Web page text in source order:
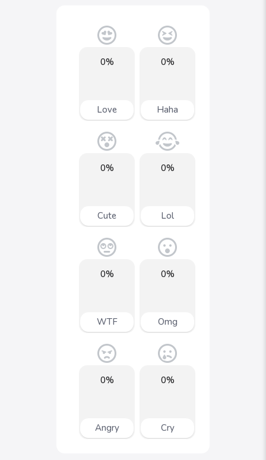
0%
Haha
0%
Love
0%
Lol
0%
Cute
0%
Omg
0%
WTF
0%
Cry
0%
Angry